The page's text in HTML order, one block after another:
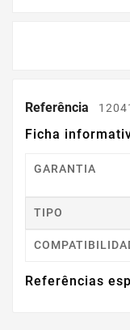
Referência
Ficha
GARANTIA
TIPO
Referências